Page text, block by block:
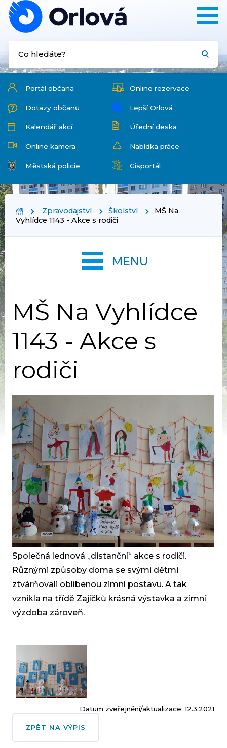
Portál občana Online rezervace
Dotazy občanů Lepší Orlová
Kalendář akcí Úřední deska
Online kamera Nabídka práce
Městská policie Gisportál
Zpravodajství Školství
MŠ Na
Vyhlídce 1143 - Akce s rodiči
MŠ Na Vyhlídce
1143 - Akce s
rodiči
Společná lednová „distanční“ akce s rodiči.
Různými způsoby doma se svými dětmi
ztvárňovali oblíbenou zimní postavu. A tak
vznikla na třídě Zajíčků krásná výstavka a zimní
výzdoba zároveň.
Datum zveřejnění/aktualizace: 12.3.2021
ZPĚT NA VÝPIS
MENU